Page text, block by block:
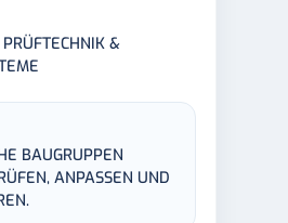
&
BAUGRUPPEN
ANPASSEN UND